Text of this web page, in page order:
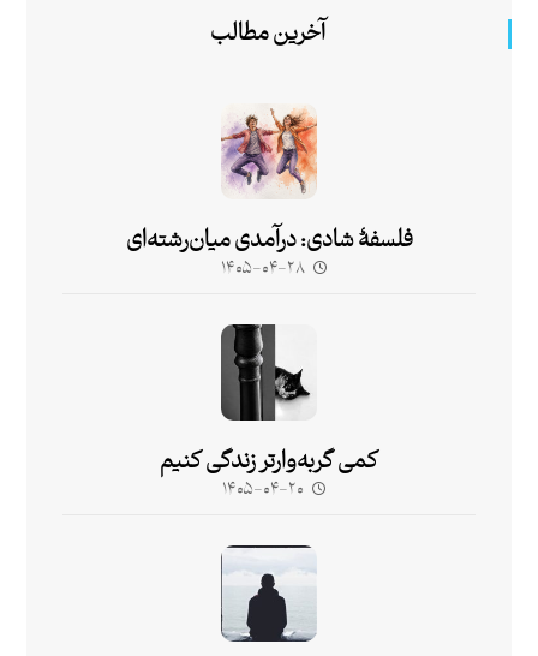
آخرین مطالب
فلسفۀ شادی: درآمدی میان‌رشته‌ای
۱۴۰۵-۰۴-۲۸
کمی گربه‌وارتر زندگی کنیم
۱۴۰۵-۰۴-۲۰